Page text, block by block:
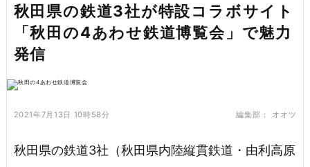
秋田県の鉄道3社が特設コラボサイト
「秋田の4あわせ鉄道博覧会」で魅力
発信
2021年7月13日 10時58分 編集部： オオツ
秋田県の鉄道3社（秋田県内陸縦貫鉄道・由利高原